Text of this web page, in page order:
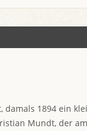
1894 ein
Mundt, der